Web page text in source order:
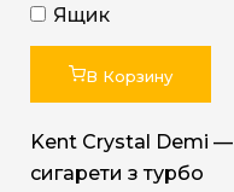
Ящик
В Корзину
Kent Crystal Demi —
сигарети з турбо